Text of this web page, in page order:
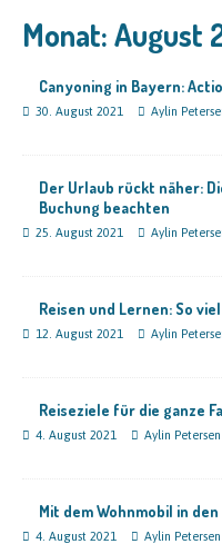
Monat:August
Canyoning in Bayern:
30. August 2021 Aylin
Der Urlaub rückt näher:
Buchung beachten
25. August 2021 Aylin
Reisen und Lernen: So
12. August 2021 Aylin
Reiseziele für die ganze
4. August 2021 Aylin Petersen
Mit dem Wohnmobil in
4. August 2021 Aylin Petersen